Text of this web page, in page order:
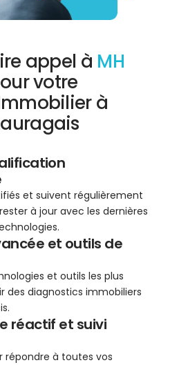
appel à MH
votre
à
et suivent régulièrement
à jour avec les dernières
et outils de
et outils les plus
des diagnostics immobiliers
réactif et suivi
répondre à toutes vos